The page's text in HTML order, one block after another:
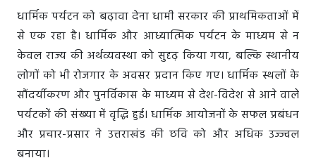
धार्मिक पर्यटन को बढ़ावा देना धामी सरकार की प्राथमिकताओं में
से एक रहा है। धार्मिक और आध्यात्मिक पर्यटन के माध्यम से न
केवल राज्य की अर्थव्यवस्था को सुदृढ़ किया गया, बल्कि स्थानीय
लोगों को भी रोजगार के अवसर प्रदान किए गए। धार्मिक स्थलों के
सौंदर्यीकरण और पुनर्विकास के माध्यम से देश-विदेश से आने वाले
पर्यटकों की संख्या में वृद्धि हुई। धार्मिक आयोजनों के सफल प्रबंधन
और प्रचार-प्रसार ने उत्तराखंड की छवि को और अधिक उज्ज्वल
बनाया।